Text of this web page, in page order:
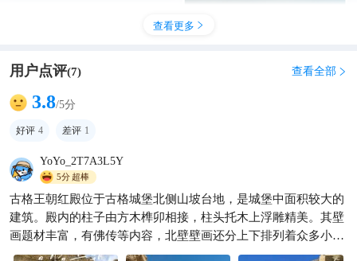
古格王朝遗址｜极简出行清单
基础信息 地点：西藏阿里札达
县扎布让村 车程：札达县城出
发20分
羽滴空间  265
查看更多 
用户点评(7) 查看全部 
3.8/5分
好评 4 差评 1
YoYo_2T7A3L5Y
5分超棒
古格王朝红殿位于古格城堡北侧山坡台地，是城堡中面积较大的
建筑。殿内的柱子由方木榫卯相接，柱头托木上浮雕精美。其壁
画题材丰富，有佛传等内容，北壁壁画还分上下排列着众多小
像。红殿的天花板彩绘图案构图较为自由。它是古格王国佛教建